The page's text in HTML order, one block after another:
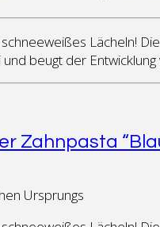
Lächeln!
beugt der
Zahnpasta
Ursprungs